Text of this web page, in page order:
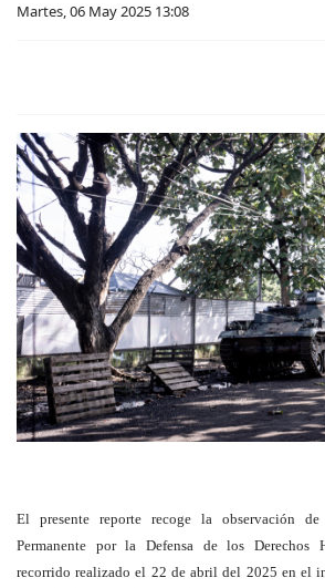
Martes, 06 May 2025 13:08
El presente reporte recoge la observación
Permanente por la Defensa de los Derechos
recorrido realizado el 22 de abril del 2025 en el